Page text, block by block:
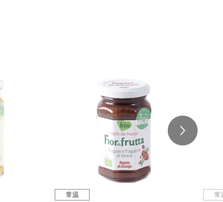
常温 常